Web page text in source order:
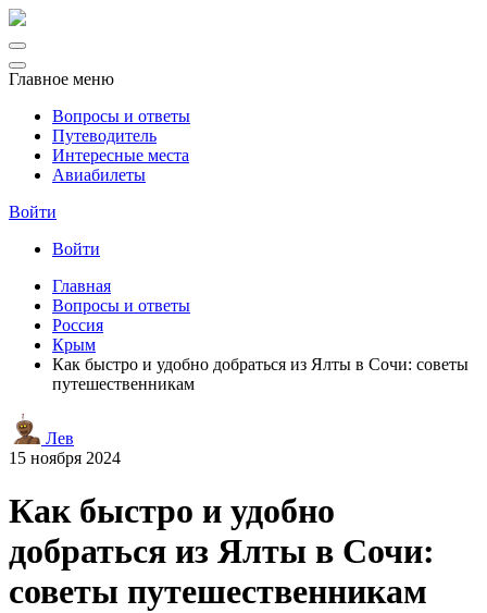
Главное меню
Вопросы и ответы
Путеводитель
Интересные места
Авиабилеты
Войти
Войти
Главная
Вопросы и ответы
Россия
Крым
Как быстро и удобно добраться из Ялты в Сочи: советы
путешественникам
Лев
15 ноября 2024
Как быстро и удобно
добраться из Ялты в Сочи:
советы путешественникам